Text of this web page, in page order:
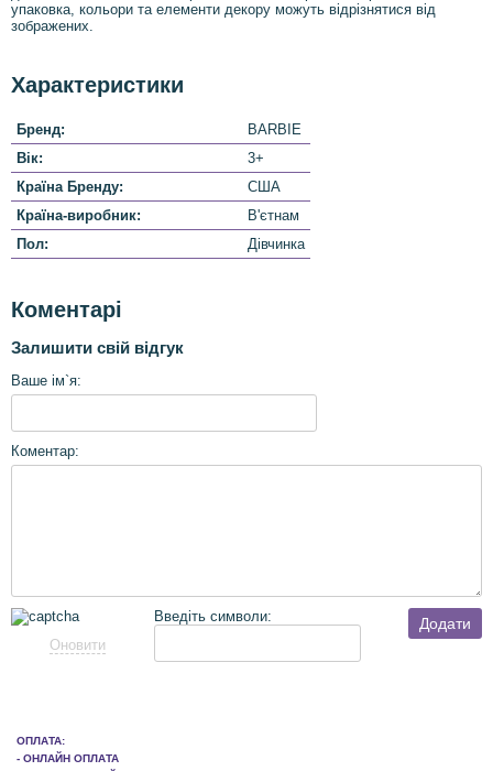
упаковка, кольори та елементи декору можуть відрізнятися від
зображених.
Характеристики
Бренд:
BARBIE
Вік:
3+
Країна Бренду:
США
Країна-виробник:
В'єтнам
Пол:
Дівчинка
Коментарі
Залишити свій відгук
Ваше ім`я:
Коментар:
Оновити
Введіть символи: Додати
ОПЛАТА:
- ОНЛАЙН ОПЛАТА